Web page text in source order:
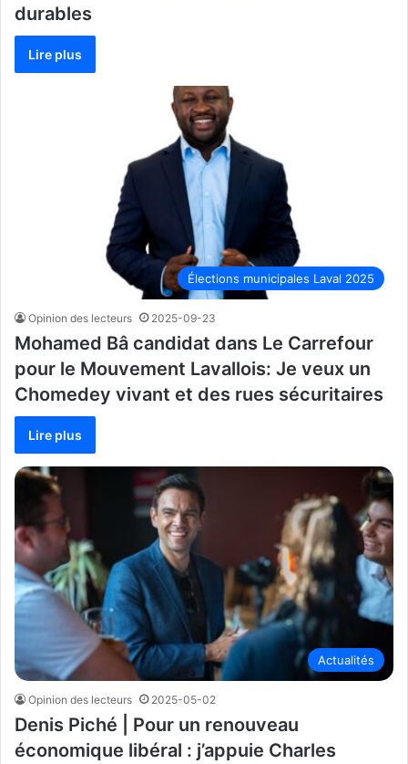
durables
Lire plus
Élections municipales Laval 2025
Opinion des lecteurs 2025-09-23
Mohamed Bâ candidat dans Le Carrefour
pour le Mouvement Lavallois: Je veux un
Chomedey vivant et des rues sécuritaires
Lire plus
Actualités
Opinion des lecteurs 2025-05-02
Denis Piché | Pour un renouveau
économique libéral : j’appuie Charles